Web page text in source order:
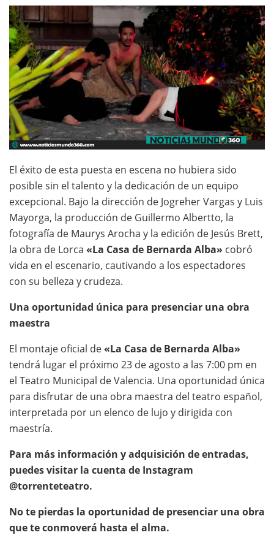
El éxito de esta puesta en escena no hubiera sido
posible sin el talento y la dedicación de un equipo
excepcional. Bajo la dirección de Jogreher Vargas y Luis
Mayorga, la producción de Guillermo Albertto, la
fotografía de Maurys Arocha y la edición de Jesús Brett,
la obra de Lorca «La Casa de Bernarda Alba» cobró
vida en el escenario, cautivando a los espectadores
con su belleza y crudeza.
Una oportunidad única para presenciar una obra
maestra
El montaje oficial de«La Casa de Bernarda Alba»
tendrá lugar el próximo 23 de agosto a las 7:00 pm en
el Teatro Municipal de Valencia. Una oportunidad única
para disfrutar de una obra maestra del teatro español,
interpretada por un elenco de lujo y dirigida con
maestría.
Para más información y adquisición de entradas,
puedes visitar la cuenta de Instagram
@torrenteteatro.
No te pierdas la oportunidad de presenciar una obra
que te conmoverá hasta el alma.